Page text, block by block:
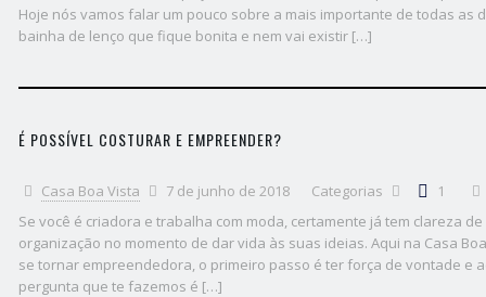
Hoje nós vamos falar um pouco sobre a mais importante de todas as
bainha de lenço que fique bonita e nem vai existir […]
É POSSÍVEL COSTURAR E EMPREENDER?
Casa Boa Vista 7 de junho de 2018 Categorias
1
Se você é criadora e trabalha com moda, certamente já tem clareza
organização no momento de dar vida às suas ideias. Aqui na Casa
se tornar empreendedora, o primeiro passo é ter força de vontade e
pergunta que te fazemos é […]